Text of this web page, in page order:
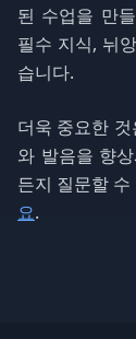
된 수업을 만
필수 지식, 뉘
습니다.
더욱 중요한
와 발음을 향
든지 질문할
요.